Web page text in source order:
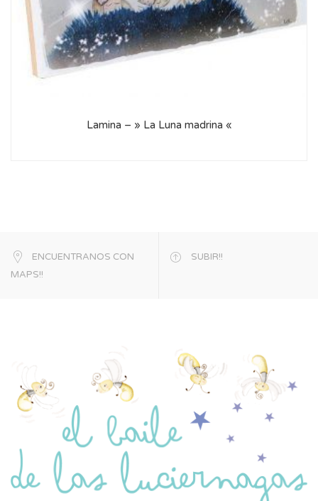
Lamina – » La Luna madrina «
ENCUENTRANOS CON
MAPS!!
SUBIR!!